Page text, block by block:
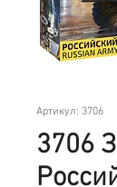
Артикул: 3706
3706